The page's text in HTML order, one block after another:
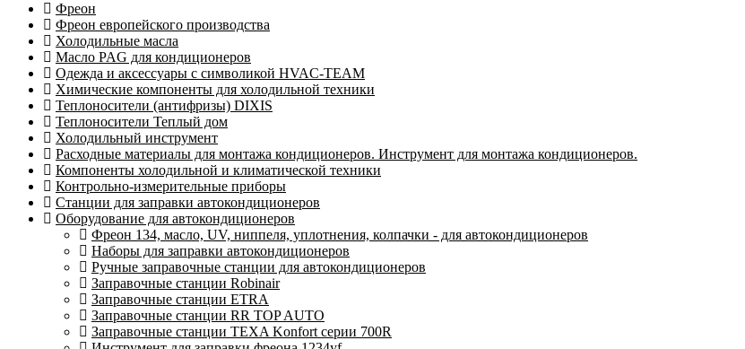
Фреон
Фреон европейского производства
Холодильные масла
Масло PAG для кондиционеров
Одежда и аксессуары с символикой HVAC-TEAM
Химические компоненты для холодильной техники
Теплоносители (антифризы) DIXIS
Теплоносители Теплый дом
Холодильный инструмент
Расходные материалы для монтажа кондиционеров. Инструмент для монтажа кондиционеров.
Компоненты холодильной и климатической техники
Контрольно-измерительные приборы
Станции для заправки автокондиционеров
Оборудование для автокондиционеров
Фреон 134, масло, UV, ниппеля, уплотнения, колпачки - для автокондиционеров
Наборы для заправки автокондиционеров
Ручные заправочные станции для автокондиционеров
Заправочные станции Robinair
Заправочные станции ETRA
Заправочные станции RR TOP AUTO
Заправочные станции TEXA Konfort серии 700R